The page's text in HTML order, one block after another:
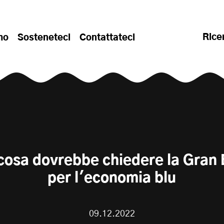
Sosteneteci Contattateci
dovrebbe chiedere la Gran
per l'economia blu
09.12.2022